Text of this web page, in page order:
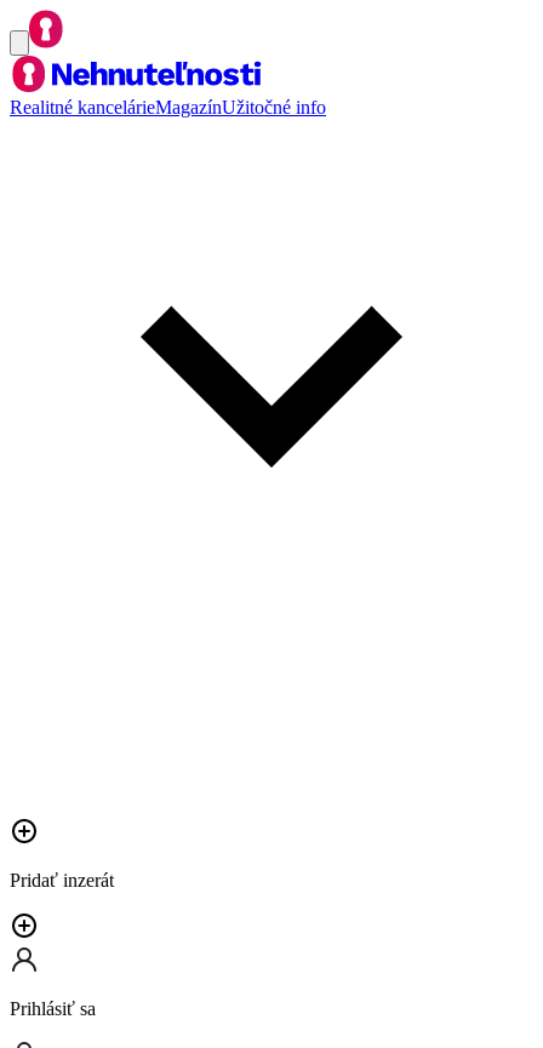
Realitné kancelárieMagazínUžitočné info
Pridať inzerát
Prihlásiť sa